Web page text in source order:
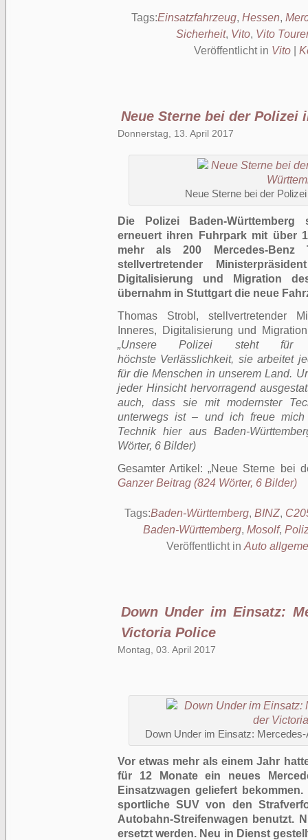
Tags:Einsatzfahrzeug, Hessen,
Sicherheit, Vito, Vito
Veröffentlicht in Vito|
Neue Sterne bei der Polizei
Donnerstag, 13. April 2017
Neue Sterne bei der
Die Polizei Baden-
erneuert ihren Fuhrpark mit über
mehr als 200 Mercedes-Benz
stellvertretender
Digitalisierung und Migration
übernahm in Stuttgart die neue
Thomas Strobl, stellvertretender
Inneres, Digitalisierung und
„Unsere Polizei steht für
höchste Verlässlichkeit, sie arbeitet
für die Menschen in unserem Land.
jeder Hinsicht hervorragend
auch, dass sie mit modernster
unterwegs ist – und ich freue mich
Technik hier aus Baden-
Wörter, 6 Bilder)
Gesamter Artikel: Neue Sterne bei
Ganzer Beitrag (824 Wörter, 6 Bilder)
Tags:Baden-Württemberg, BINZ,
Baden-Württemberg, Mosolf,
Veröffentlicht in Auto
Down Under im Einsatz:
Victoria Police
Montag, 03. April 2017
Down Under im Einsatz:
Vor etwas mehr als einem Jahr
für 12 Monate ein neues
Einsatzwagen geliefert
sportliche SUV von den
Autobahn-Streifenwagen benutzt.
ersetzt werden. Neu in Dienst